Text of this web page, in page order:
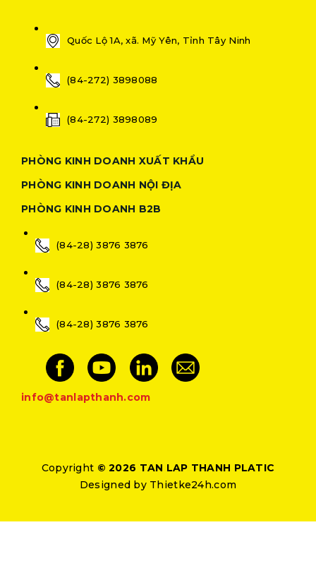
Quốc Lộ 1A, xã. Mỹ Yên, Tỉnh Tây Ninh
(84-272) 3898088
(84-272) 3898089
PHÒNG KINH DOANH XUẤT KHẨU
PHÒNG KINH DOANH NỘI ĐỊA
PHÒNG KINH DOANH B2B
(84-28) 3876 3876
(84-28) 3876 3876
(84-28) 3876 3876
info@tanlapthanh.com
Copyright © 2026 TAN LAP THANH PLATIC
Designed by Thietke24h.com